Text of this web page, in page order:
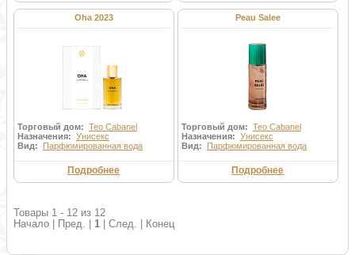
Oha 2023
Торговый дом: Teo Cabanel
Назначения: Унисекс
Вид: Парфюмированная вода
Подробнее
Peau Salee
Торговый дом: Teo Cabanel
Назначения: Унисекс
Вид: Парфюмированная вода
Подробнее
Товары 1 - 12 из 12
Начало | Пред. | 1 | След. | Конец